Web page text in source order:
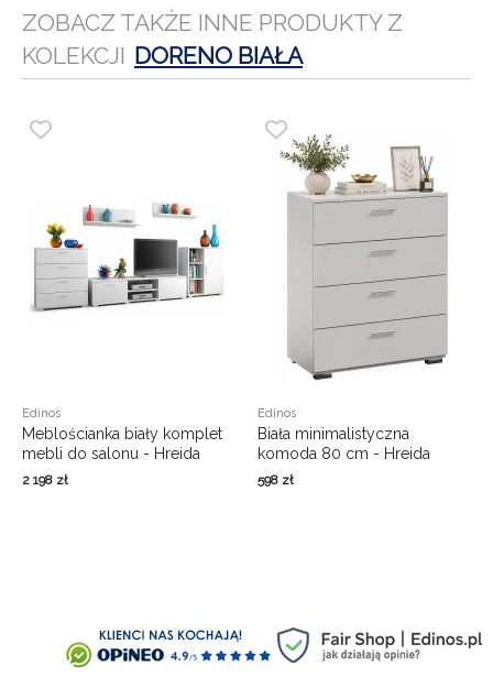
ZOBACZ TAKŻE INNE PRODUKTY Z
KOLEKCJI DORENO BIAŁA
Edinos
Meblościanka biały komplet
mebli do salonu - Hreida
2 198 zł
Edinos
Biała minimalistyczna
komoda 80 cm - Hreida
598 zł